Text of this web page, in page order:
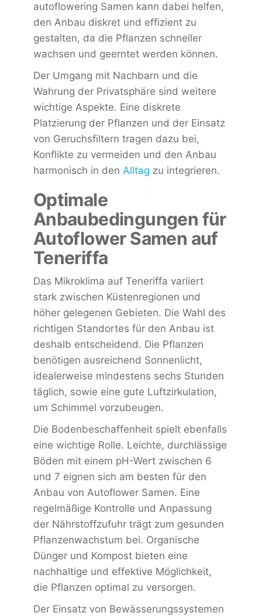
autoflowering Samen kann dabei helfen,
den Anbau diskret und effizient zu
gestalten, da die Pflanzen schneller
wachsen und geerntet werden können.
Der Umgang mit Nachbarn und die
Wahrung der Privatsphäre sind weitere
wichtige Aspekte. Eine diskrete
Platzierung der Pflanzen und der Einsatz
von Geruchsfiltern tragen dazu bei,
Konflikte zu vermeiden und den Anbau
harmonisch in den Alltag zu integrieren.
Optimale
Anbaubedingungen für
Autoflower Samen auf
Teneriffa
Das Mikroklima auf Teneriffa variiert
stark zwischen Küstenregionen und
höher gelegenen Gebieten. Die Wahl des
richtigen Standortes für den Anbau ist
deshalb entscheidend. Die Pflanzen
benötigen ausreichend Sonnenlicht,
idealerweise mindestens sechs Stunden
täglich, sowie eine gute Luftzirkulation,
um Schimmel vorzubeugen.
Die Bodenbeschaffenheit spielt ebenfalls
eine wichtige Rolle. Leichte, durchlässige
Böden mit einem pH-Wert zwischen 6
und 7 eignen sich am besten für den
Anbau von Autoflower Samen. Eine
regelmäßige Kontrolle und Anpassung
der Nährstoffzufuhr trägt zum gesunden
Pflanzenwachstum bei. Organische
Dünger und Kompost bieten eine
nachhaltige und effektive Möglichkeit,
die Pflanzen optimal zu versorgen.
Der Einsatz von Bewässerungssystemen